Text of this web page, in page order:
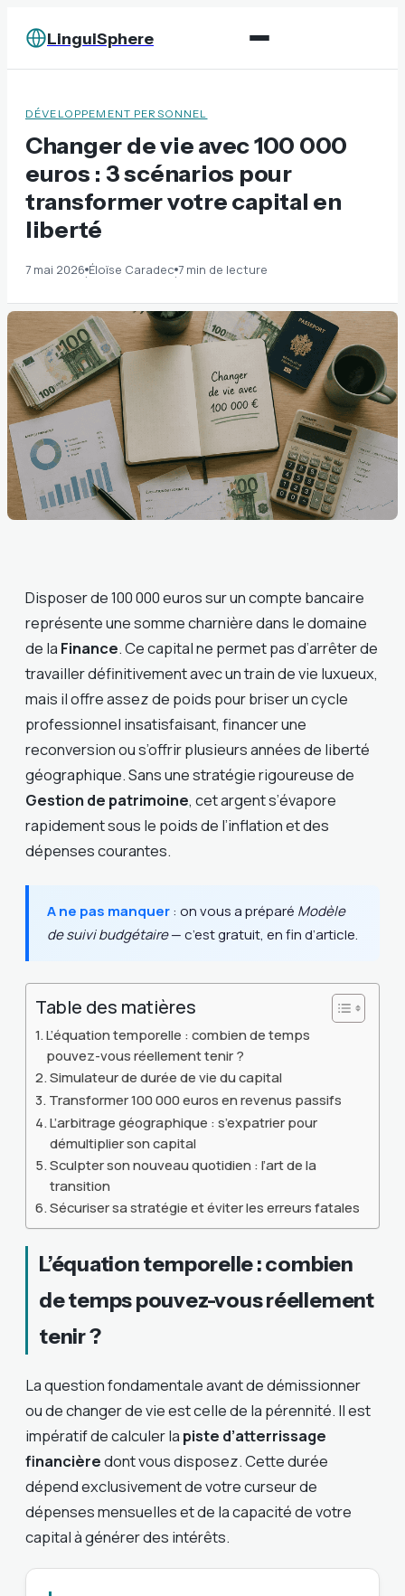
LinguiSphere
DÉVELOPPEMENT PERSONNEL
Changer de vie avec 100 000
euros : 3 scénarios pour
transformer votre capital en
liberté
7 mai 2026·Éloïse Caradec·7 min de lecture
Disposer de 100 000 euros sur un compte bancaire
représente une somme charnière dans le domaine
de la Finance. Ce capital ne permet pas d’arrêter de
travailler définitivement avec un train de vie luxueux,
mais il offre assez de poids pour briser un cycle
professionnel insatisfaisant, financer une
reconversion ou s’offrir plusieurs années de liberté
géographique. Sans une stratégie rigoureuse de
Gestion de patrimoine, cet argent s’évapore
rapidement sous le poids de l’inflation et des
dépenses courantes.
A ne pas manquer: on vous a préparé Modèle
de suivi budgétaire— c’est gratuit, en fin d’article.
Table des matières
L’équation temporelle : combien de temps
pouvez-vous réellement tenir ?
Simulateur de durée de vie du capital
Transformer 100 000 euros en revenus passifs
L’arbitrage géographique : s’expatrier pour
démultiplier son capital
Sculpter son nouveau quotidien : l’art de la
transition
Sécuriser sa stratégie et éviter les erreurs fatales
L’équation temporelle : combien
de temps pouvez-vous réellement
tenir ?
La question fondamentale avant de démissionner
ou de changer de vie est celle de la pérennité. Il est
impératif de calculer la piste d’atterrissage
financièredont vous disposez. Cette durée
dépend exclusivement de votre curseur de
dépenses mensuelles et de la capacité de votre
capital à générer des intérêts.